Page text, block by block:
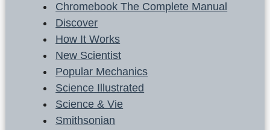
Chromebook The Complete Manual
Discover
How It Works
New Scientist
Popular Mechanics
Science Illustrated
Science & Vie
Smithsonian